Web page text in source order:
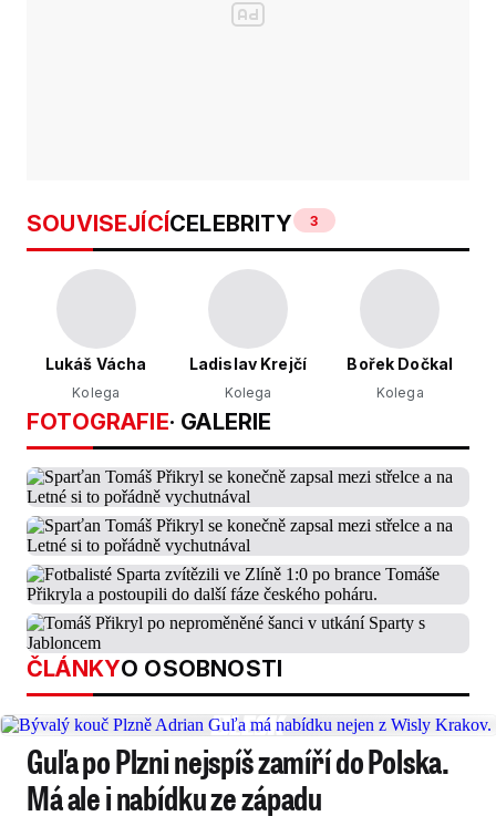
SOUVISEJÍCÍCELEBRITY 3
Lukáš Vácha
Kolega
Ladislav Krejčí
Kolega
Bořek Dočkal
Kolega
FOTOGRAFIE· GALERIE
ČLÁNKYO OSOBNOSTI
Guľa po Plzni nejspíš zamíří do Polska.
Má ale i nabídku ze západu